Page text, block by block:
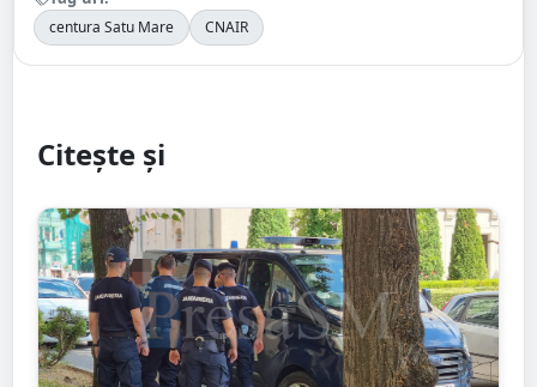
centura Satu Mare CNAIR
Citește și